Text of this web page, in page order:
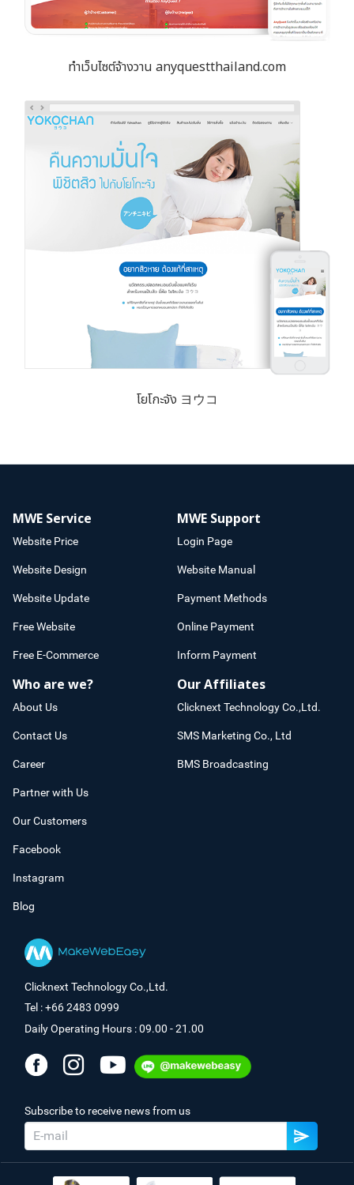
ทำเว็บไซต์จ้างวาน anyquestthailand.com
โยโกะจัง ヨウコ
MWE Service
Website Price
Website Design
Website Update
Free Website
Free E-Commerce
MWE Support
Login Page
Website Manual
Payment Methods
Online Payment
Inform Payment
Who are we?
About Us
Contact Us
Career
Partner with Us
Our Customers
Facebook
Instagram
Blog
Our Affiliates
Clicknext Technology Co.,Ltd.
SMS Marketing Co., Ltd
BMS Broadcasting
Clicknext Technology Co.,Ltd.
Tel : +66 2483 0999
Daily Operating Hours : 09.00 - 21.00
Subscribe to receive news from us